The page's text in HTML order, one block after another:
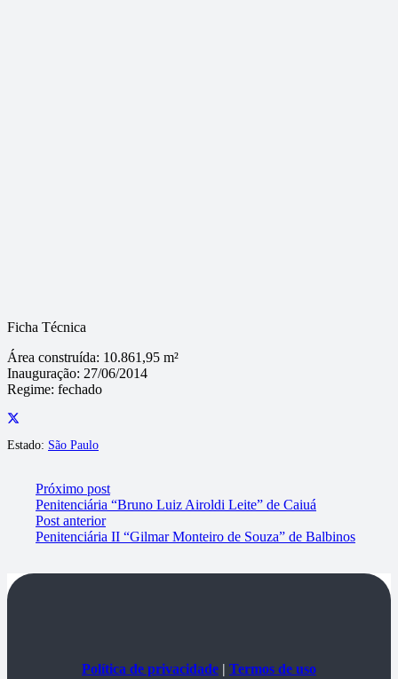
Ficha Técnica
Área construída: 10.861,95 m²
Inauguração: 27/06/2014
Regime: fechado
Estado: São Paulo
Próximo post
Penitenciária “Bruno Luiz Airoldi Leite” de Caiuá
Post anterior
Penitenciária II “Gilmar Monteiro de Souza” de Balbinos
Política de privacidade | Termos de uso